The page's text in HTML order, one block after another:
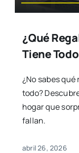
¿Qué
Tiene
¿No sabes
todo?
hogar que
fallan.
abril 26, 2026